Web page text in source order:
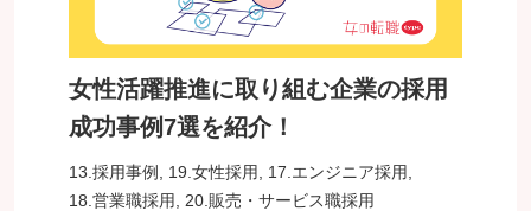
女性活躍推進に取り組む企業の採用
成功事例7選を紹介！
13.採用事例 19.女性採用 17.エンジニア採用
18.営業職採用
20.販売・サービス職採用